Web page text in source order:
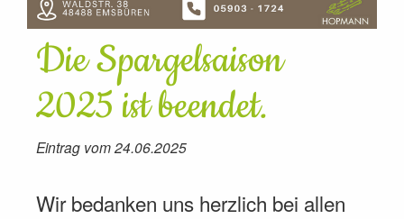
Die Spargelsaison
2025 ist beendet.
Eintrag vom 24.06.2025
Wir bedanken uns herzlich bei allen